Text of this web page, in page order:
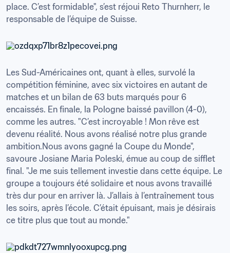
place. C’est formidable", s’est réjoui Reto Thurnherr, le
responsable de l’équipe de Suisse.
Les Sud-Américaines ont, quant à elles, survolé la
compétition féminine, avec six victoires en autant de
matches et un bilan de 63 buts marqués pour 6
encaissés. En finale, la Pologne baissé pavillon (4-0),
comme les autres. "C’est incroyable ! Mon rêve est
devenu réalité. Nous avons réalisé notre plus grande
ambition.Nous avons gagné la Coupe du Monde",
savoure Josiane Maria Poleski, émue au coup de sifflet
final. "Je me suis tellement investie dans cette équipe. Le
groupe a toujours été solidaire et nous avons travaillé
très dur pour en arriver là. J’allais à l’entraînement tous
les soirs, après l’école. C’était épuisant, mais je désirais
ce titre plus que tout au monde."